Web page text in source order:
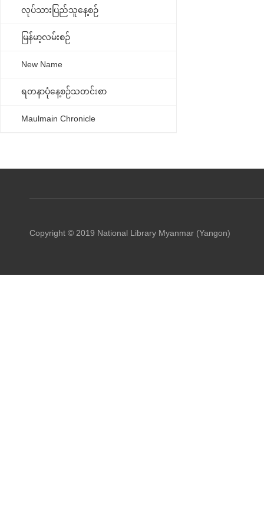
လုပ်သားပြည်သူနေ့စဉ်
မြန်မာ့လမ်းစဉ်
New Name
ရတနာပုံနေ့စဉ်သတင်းစာ
Maulmain Chronicle
Copyright © 2019 National Library Myanmar (Yangon)